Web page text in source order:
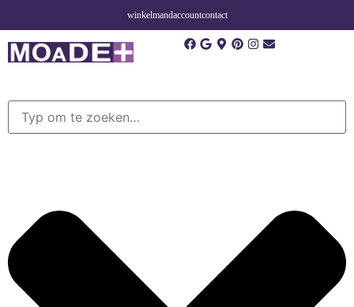
winkelmandaccountcontact